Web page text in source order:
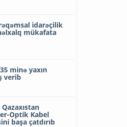
idarəçilik
mükafata
minə yaxın
verib
Optik Kabel
başa çatdırıb